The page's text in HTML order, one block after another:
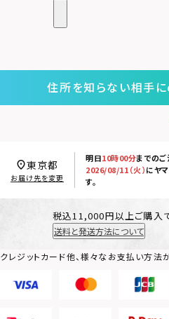
住所を知らない相手に
明日10時00分までの
2026/08/11（火）にヤ
す。
東京都
お届け先を変更
税込11,000円以上ご購入
送料と発送方法について
クレジットカード他、様々なお支払い方法